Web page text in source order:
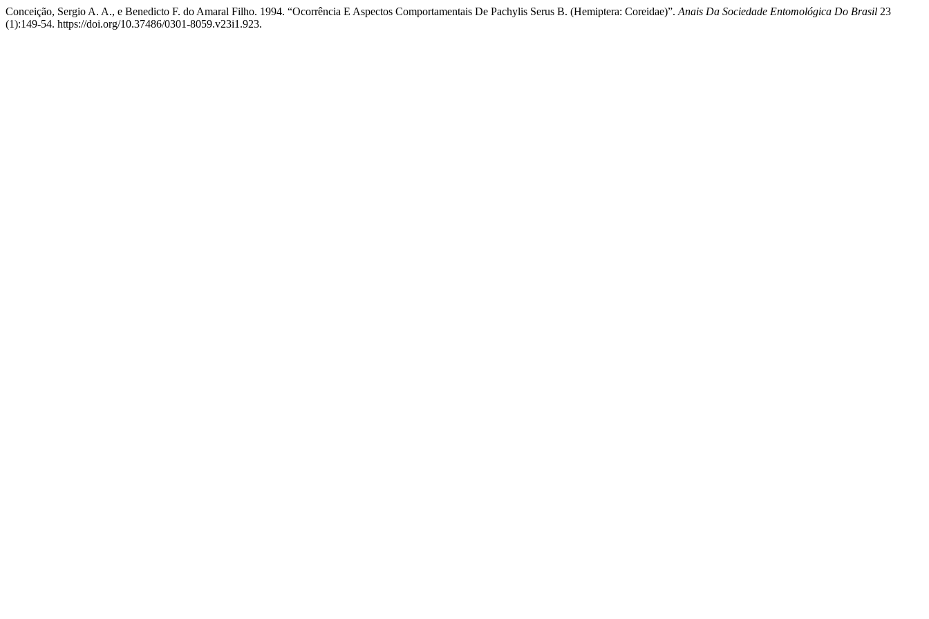
Conceição, Sergio A. A., e Benedicto F. do Amaral Filho. 1994. “Ocorrência E Aspectos Comportamentais De Pachylis Serus B. (Hemiptera: Coreidae)”. Anais Da Sociedade Entomológica Do Brasil 23
(1):149-54. https://doi.org/10.37486/0301-8059.v23i1.923.